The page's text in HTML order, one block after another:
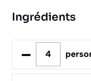
Ingrédients
–